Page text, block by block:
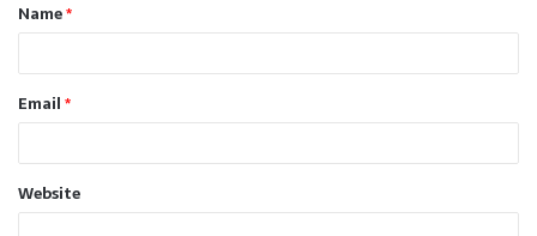
*Name*
Email*
Website